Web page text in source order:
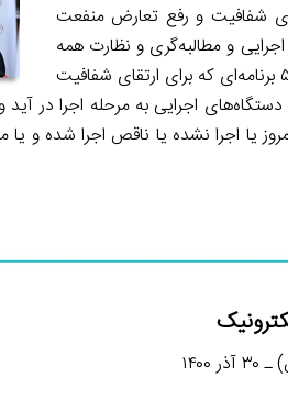
شفافیت و رفع تعارض منفعت
اجرایی و مطالبه‌گری و نظارت همه
دستگاه‌های ناظر مانند قوه قضائیه، سازمان بازرسی کل کشور و دیوان محاسبات اجرا خواهد شد. ۵۴ برنامه‌ای که برای ارتقای شفافیت
توسط دستگاه‌های اجرایی به مرحله اجرا در
یا اجرا نشده یا ناقص اجرا شده و